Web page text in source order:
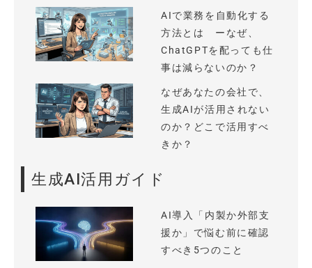
AIで業務を自動化する
方法とは ーなぜ、
ChatGPTを配っても仕
事は減らないのか？
なぜあなたの会社で、
生成AIが活用されない
のか？どこで活用すべ
きか？
生成AI活用ガイド
AI導入「内製か外部支
援か」で悩む前に確認
すべき5つのこと